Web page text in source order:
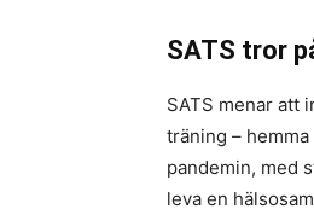
SATS tror
SATS menar att
träning –
pandemin, med
leva en